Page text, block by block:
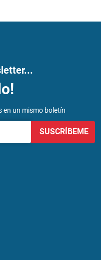
en un mismo boletín
SUSCRÍBEME